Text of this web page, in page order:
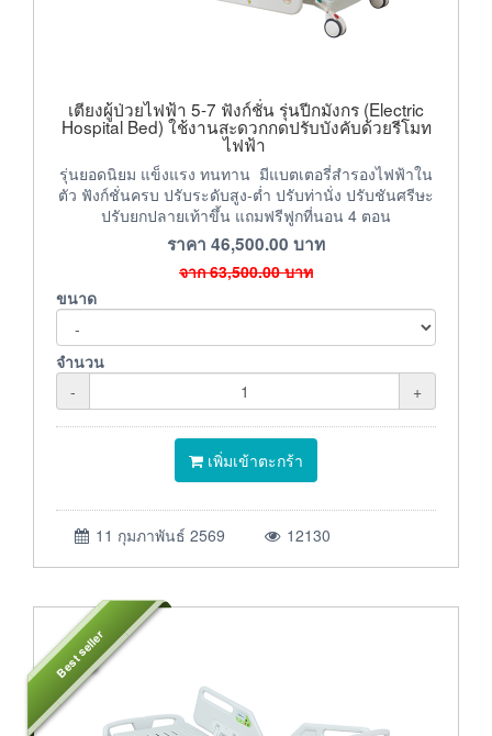
เตียงผู้ป่วยไฟฟ้า 5-7 ฟังก์ชั่น รุ่นปีกมังกร (Electric
Hospital Bed) ใช้งานสะดวกกดปรับบังคับด้วยรีโมท
ไฟฟ้า
รุ่นยอดนิยม แข็งแรง ทนทาน มีแบตเตอรี่สำรองไฟฟ้าใน
ตัว ฟังก์ชั่นครบ ปรับระดับสูง-ต่ำ ปรับท่านั่ง ปรับชันศรีษะ
ปรับยกปลายเท้าขึ้น แถมฟรีฟูกที่นอน 4 ตอน
ราคา 46,500.00 บาท
จาก63,500.00บาท
ขนาด
จำนวน
-
+
เพิ่มเข้าตะกร้า
11 กุมภาพันธ์ 2569 12130
Best seller